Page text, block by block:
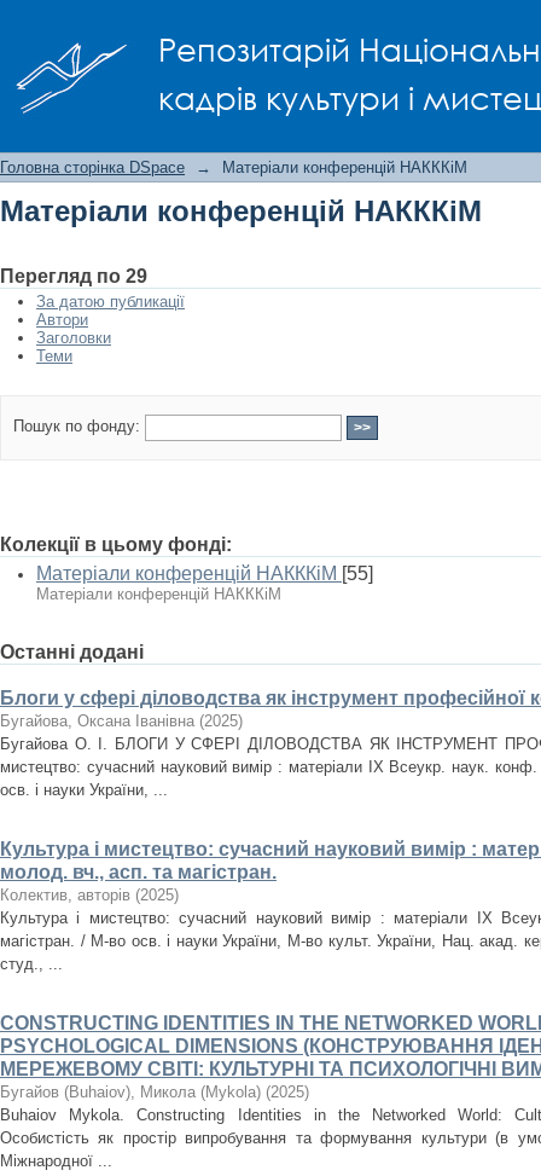
Репозитарій
кадрів культури і
Головна сторінка DSpace → Матеріали конференцій НАКККіМ
Матеріали конференцій НАКККіМ
Перегляд по 29
За датою публикації
Автори
Заголовки
Теми
Пошук по фонду:
Колекції в цьому фонді:
Матеріали конференцій НАКККіМ [55]
Матеріали конференцій НАКККіМ
Останні додані
Блоги у сфері діловодства як інструмент професійної
Бугайова, Оксана Іванівна (2025)
Бугайова О. І. БЛОГИ У СФЕРІ ДІЛОВОДСТВА ЯК ІНСТРУМЕНТ
мистецтво: сучасний науковий вимір : матеріали IX Всеукр. наук.
осв. і науки України, ...
Культура і мистецтво: сучасний науковий вимір :
молод. вч., асп. та магістран.
Колектив, авторів (2025)
Культура і мистецтво: сучасний науковий вимір : матеріали IX
магістран. / М-во осв. і науки України, М-во культ. України, Нац. акад.
студ., ...
CONSTRUCTING IDENTITIES IN THE NETWORKED
PSYCHOLOGICAL DIMENSIONS (КОНСТРУЮВАННЯ
МЕРЕЖЕВОМУ СВІТІ: КУЛЬТУРНІ ТА ПСИХОЛОГІЧНІ
Бугайов (Buhaiov), Микола (Mykola) (2025)
Buhaiov Mykola. Constructing Identities in the Networked World:
Особистість як простір випробування та формування культури (в
Міжнародної ...